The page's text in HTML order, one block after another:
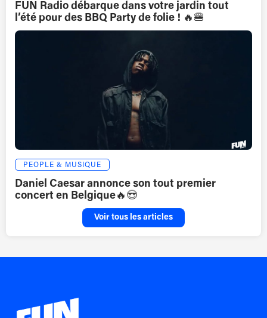
FUN Radio débarque dans votre jardin tout
l’été pour des BBQ Party de folie ! 🔥🍔
PEOPLE & MUSIQUE
Daniel Caesar annonce son tout premier
concert en Belgique🔥😍
Voir tous les articles